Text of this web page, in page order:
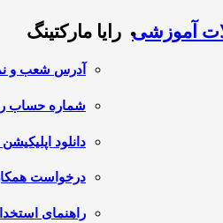
آموزشی رایا مارکتینگ
آدرس شعب و
شماره حساب
دانلود اپلیکیشن
درخواست
راهنمای